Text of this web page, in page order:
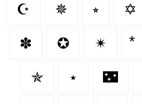
☪️ ✵ ⭒ ✡
✽ ✪ ✴
✯ ⋆ 🌃